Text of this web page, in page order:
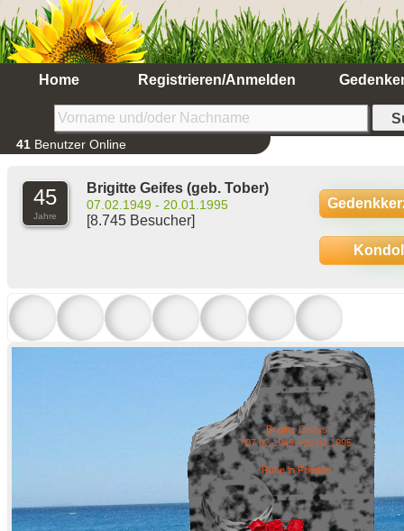
Home Registrieren/Anmelden
41 Benutzer Online
45
Jahre
Brigitte Geifes (geb. Tober)
07.02.1949 - 20.01.1995
[8.745 Besucher]
Brigitte Geifes
*07.02.1949-+20.01.1995
Ruhe in Frieden